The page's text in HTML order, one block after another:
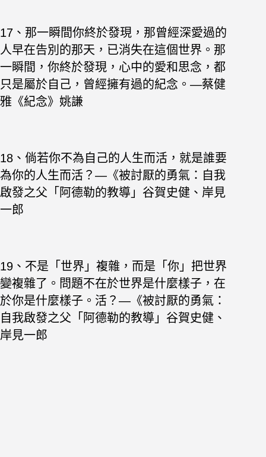
17、那一瞬間你終於發現，那曾經深愛過的
人早在告別的那天，已消失在這個世界。那
一瞬間，你終於發現，心中的愛和思念，都
只是屬於自己，曾經擁有過的紀念。—蔡健
雅《紀念》姚謙
18、倘若你不為自己的人生而活，就是誰要
為你的人生而活？—《被討厭的勇氣：自我
啟發之父「阿德勒的教導」谷賀史健、岸見
一郎
19、不是「世界」複雜，而是「你」把世界
變複雜了。問題不在於世界是什麼樣子，在
於你是什麼樣子。活？—《被討厭的勇氣：
自我啟發之父「阿德勒的教導」谷賀史健、
岸見一郎